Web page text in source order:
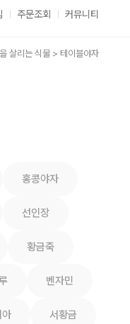
주문조회 커뮤니티
살리는 식물 > 테이블야자
홍콩야자
선인장
황금죽
벤자민
아 서황금